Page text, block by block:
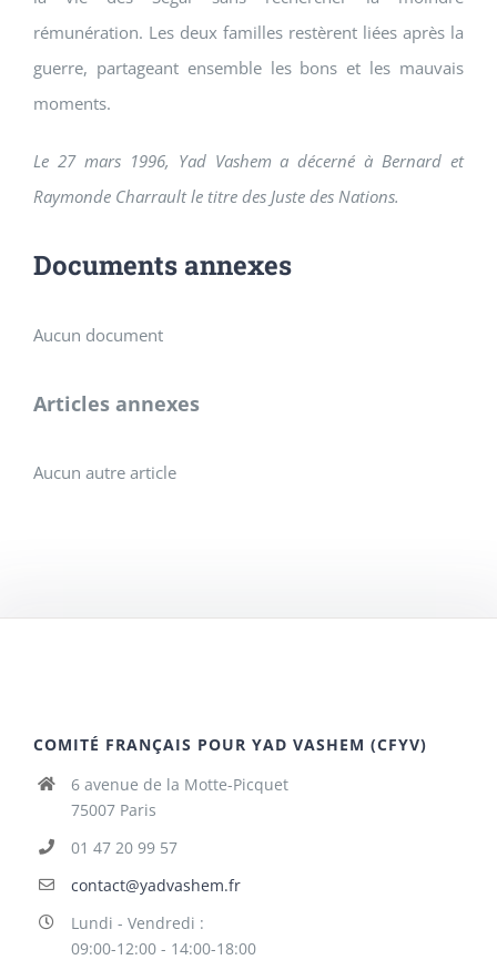
rémunération. Les deux familles restèrent liées après la
guerre, partageant ensemble les bons et les mauvais
moments.
Le 27 mars 1996, Yad Vashem a décerné à Bernard et
Raymonde Charrault le titre des Juste des Nations.
Documents annexes
Aucun document
Articles annexes
Aucun autre article
COMITÉ FRANÇAIS POUR YAD VASHEM (CFYV)
6 avenue de la Motte-Picquet
75007 Paris
01 47 20 99 57
contact@yadvashem.fr
Lundi - Vendredi :
09:00-12:00 - 14:00-18:00